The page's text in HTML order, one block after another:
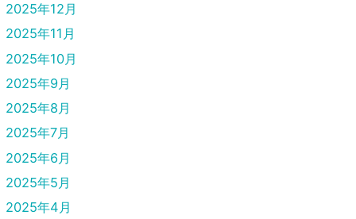
2025年12月
2025年11月
2025年10月
2025年9月
2025年8月
2025年7月
2025年6月
2025年5月
2025年4月